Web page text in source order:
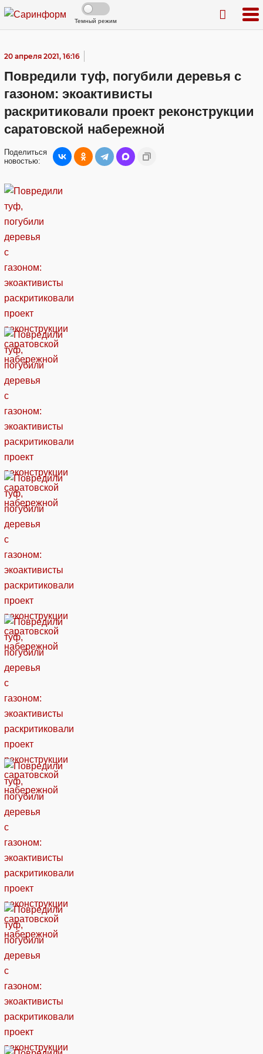
Темный режим
20 апреля 2021, 16:16
Повредили туф, погубили деревья с
газоном: экоактивисты
раскритиковали проект реконструкции
саратовской набережной
Поделиться
новостью: